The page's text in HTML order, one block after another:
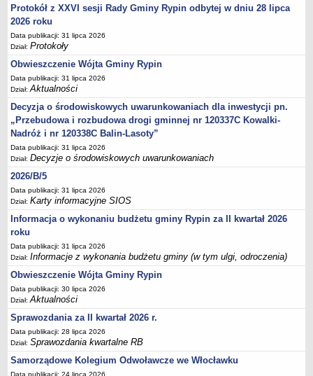
Jednostki organizacyjne, GOPS, Instytucja kultury, OSP
Jednostki pomocnicze - sołectwa
Plan pracy komisji rewizyjnej
Sesje Rady Gminy Rypin
PRAWO LOKALNE
Statut
Strategia rozwoju
Uchwały
Projekty uchwał
Protokoły
Imienne wykazy głosowań radnych
Postać dokumentów
Akty Prawne, Dzienniki Ustaw, Monitory Polskie
Prawo miejscowe
Zarządzenia
Studium uwarunkowań i kierunków zagospodarowania
przestrzennego
Dane przestrzenne - MPZP
Stałe obwody głosowania, numery, granice oraz siedziby
obwodowych komisji wyborczych, opis granic okręgów wyborczych
Plan ogólny gminy Rypin
Protokół z XXVI sesji Rady Gminy Rypin odbytej w dniu 28 lipca
2026 roku
Data publikacji: 31 lipca 2026
Dział:Protokoły
Obwieszczenie Wójta Gminy Rypin
Data publikacji: 31 lipca 2026
Dział:Aktualności
Decyzja o środowiskowych uwarunkowaniach dla inwestycji pn.
„Przebudowa i rozbudowa drogi gminnej nr 120337C Kowalki-
Nadróż i nr 120338C Balin-Lasoty”
Data publikacji: 31 lipca 2026
Dział:Decyzje o środowiskowych uwarunkowaniach
2026/B/5
Data publikacji: 31 lipca 2026
Dział:Karty informacyjne SIOS
Informacja o wykonaniu budżetu gminy Rypin za II kwartał 2026
roku
Data publikacji: 31 lipca 2026
Dział:Informacje z wykonania budżetu gminy (w tym ulgi, odroczenia)
Obwieszczenie Wójta Gminy Rypin
Data publikacji: 30 lipca 2026
Dział:Aktualności
Sprawozdania za II kwartał 2026 r.
Data publikacji: 28 lipca 2026
Dział:Sprawozdania kwartalne RB
Samorządowe Kolegium Odwoławcze we Włocławku
Data publikacji: 24 lipca 2026